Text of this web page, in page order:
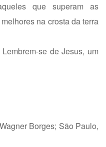
que superam as
na crosta da terra
se de Jesus, um
Borges; São Paulo,